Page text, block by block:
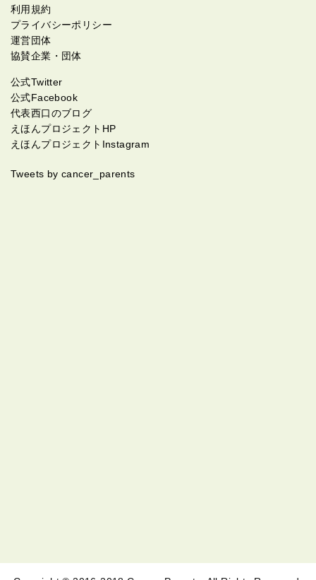
利用規約
プライバシーポリシー
運営団体
協賛企業・団体
公式Twitter
公式Facebook
代表西口のブログ
えほんプロジェクトHP
えほんプロジェクトInstagram
Tweets by cancer_parents